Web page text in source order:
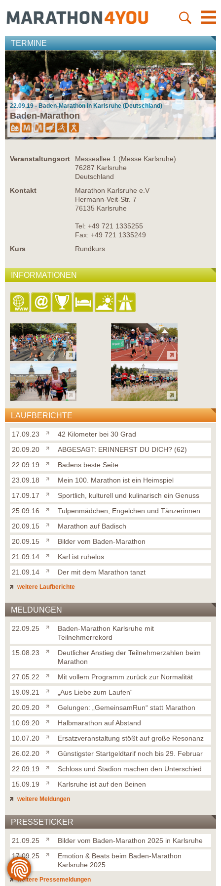
TERMINE
22.09.19 - Baden-Marathon in Karlsruhe (Deutschland)
Baden-Marathon
Veranstaltungsort
Messeallee 1 (Messe Karlsruhe)
76287 Karlsruhe
Deutschland
Kontakt
Marathon Karlsruhe e.V
Hermann-Veit-Str. 7
76135 Karlsruhe
Tel: +49 721 1335255
Fax: +49 721 1335249
Kurs
Rundkurs
INFORMATIONEN
LAUFBERICHTE
17.09.23
42 Kilometer bei 30 Grad
20.09.20
ABGESAGT: ERINNERST DU DICH? (62)
22.09.19
Badens beste Seite
23.09.18
Mein 100. Marathon ist ein Heimspiel
17.09.17
Sportlich, kulturell und kulinarisch ein Genuss
25.09.16
Tulpenmädchen, Engelchen und Tänzerinnen
20.09.15
Marathon auf Badisch
20.09.15
Bilder vom Baden-Marathon
21.09.14
Karl ist ruhelos
21.09.14
Der mit dem Marathon tanzt
weitere Laufberichte
MELDUNGEN
22.09.25
Baden-Marathon Karlsruhe mit
Teilnehmerrekord
15.08.23
Deutlicher Anstieg der Teilnehmerzahlen beim
Marathon
27.05.22
Mit vollem Programm zurück zur Normalität
19.09.21
„Aus Liebe zum Laufen“
20.09.20
Gelungen: „GemeinsamRun“ statt Marathon
10.09.20
Halbmarathon auf Abstand
10.07.20
Ersatzveranstaltung stößt auf große Resonanz
26.02.20
Günstigster Startgeldtarif noch bis 29. Februar
22.09.19
Schloss und Stadion machen den Unterschied
15.09.19
Karlsruhe ist auf den Beinen
weitere Meldungen
PRESSETICKER
21.09.25
Bilder vom Baden-Marathon 2025 in Karlsruhe
17.09.25
Emotion & Beats beim Baden-Marathon
Karlsruhe 2025
weitere Pressemeldungen